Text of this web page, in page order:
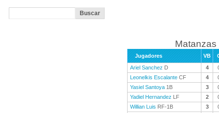
Matanzas
Jugadores VB
Ariel Sanchez D 4
Leonelkis Escalante CF 4
Yasiel Santoya 1B 3
Yadiel Hernandez LF 2
Willian Luis RF-1B 3